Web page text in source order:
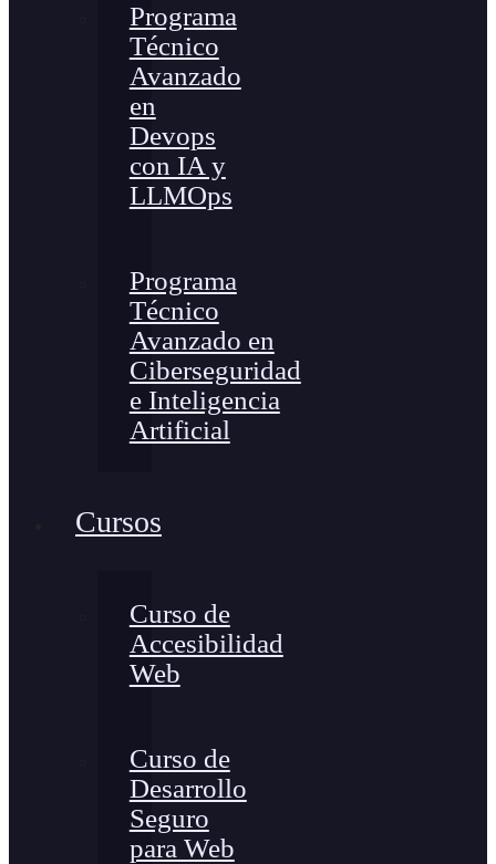
Programa
Técnico
Avanzado
en
Devops
con IA y
LLMOps
Programa
Técnico
Avanzado en
Ciberseguridad
e Inteligencia
Artificial
Cursos
Curso de
Accesibilidad
Web
Curso de
Desarrollo
Seguro
para Web